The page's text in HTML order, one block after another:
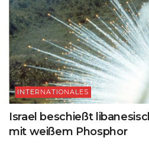
INTERNATIONALES
Israel beschießt
mit weißem Phosphor